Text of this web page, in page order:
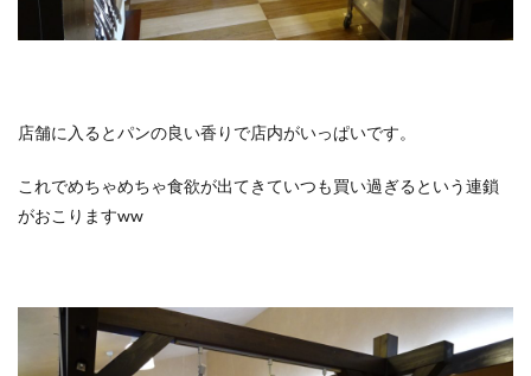
店舗に入るとパンの良い香りで店内がいっぱいです。
これでめちゃめちゃ食欲が出てきていつも買い過ぎるという連鎖
がおこりますww